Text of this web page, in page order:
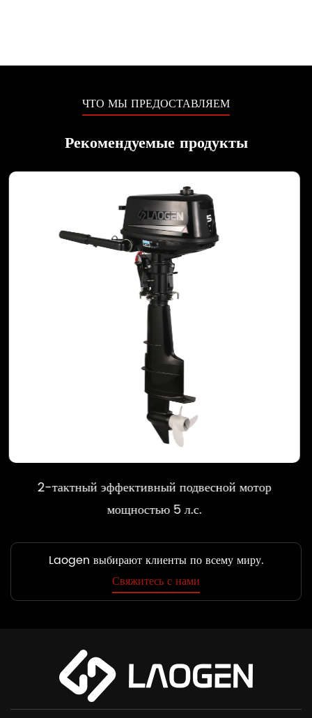
ЧТО МЫ ПРЕДОСТАВЛЯЕМ
Рекомендуемые продукты
подвесной мотор
2-тактный
Laogen выбирают клиенты по всему миру.
Свяжитесь с нами